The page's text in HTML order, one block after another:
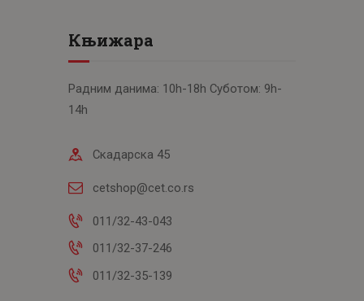
Књижара
Радним данима: 10h-18h Суботом: 9h-
14h
Скадарска 45
cetshop@cet.co.rs
011/32-43-043
011/32-37-246
011/32-35-139